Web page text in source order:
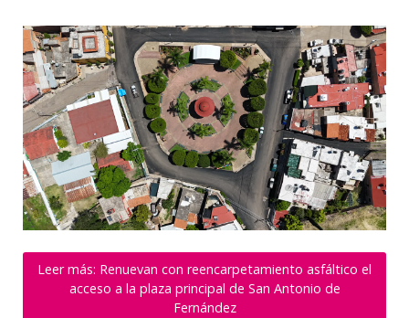
Leer más: Renuevan con reencarpetamiento asfáltico el
acceso a la plaza principal de San Antonio de
Fernández